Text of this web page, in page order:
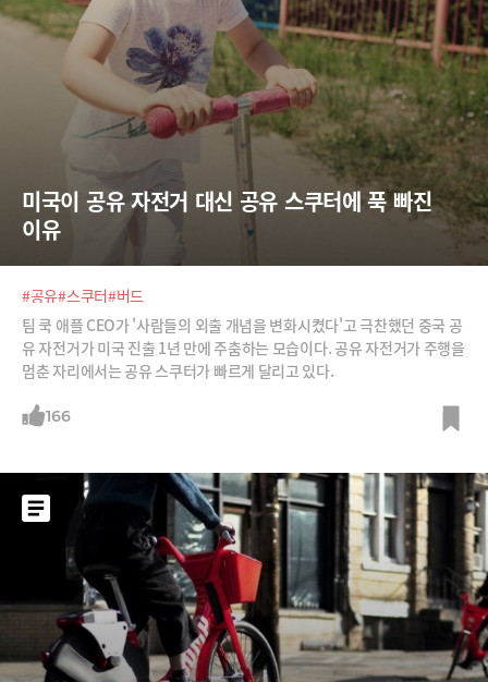
미국이 공유 자전거 대신 공유 스쿠터에 푹 빠진
이유
#공유#스쿠터#버드
팀 쿡 애플 CEO가 '사람들의 외출 개념을 변화시켰다'고 극찬했던 중국 공
유 자전거가 미국 진출 1년 만에 주춤하는 모습이다. 공유 자전거가 주행을
멈춘 자리에서는 공유 스쿠터가 빠르게 달리고 있다.
166